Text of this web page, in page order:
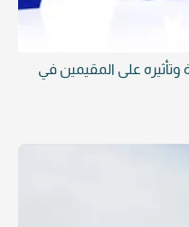
وتأثيره على المقيمين في